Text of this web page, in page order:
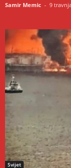
Samir Memic - 9
Svijet